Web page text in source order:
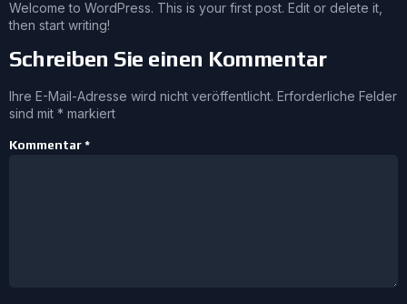
Welcome to WordPress. This is your first post. Edit or delete it,
then start writing!
Schreiben Sie einen Kommentar
Ihre E-Mail-Adresse wird nicht veröffentlicht. Erforderliche Felder
sind mit * markiert
Kommentar*